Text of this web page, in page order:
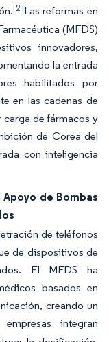
[2]Las reformas en
(MFDS)
innovadores,
la entrada
habilitados por
en las cadenas de
carga de fármacos y
de Corea del
con inteligencia
de Bombas
de teléfonos
de dispositivos de
El MFDS ha
basados en
creando un
integran